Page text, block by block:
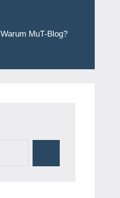
Warum MuT-Blog?